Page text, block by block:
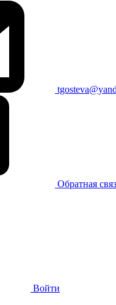
Обратная
Войти